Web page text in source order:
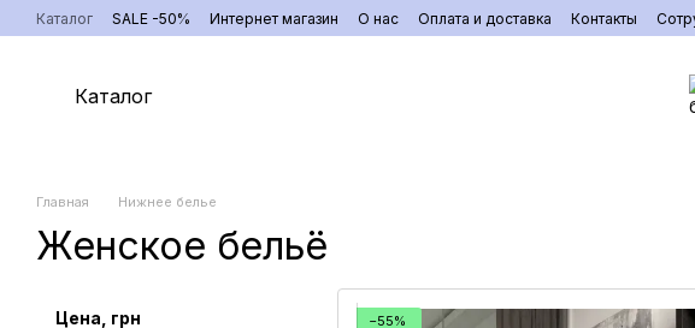
Перейти к основному контенту
Каталог SALE -50% Интернет магазин О нас Оплата и доставка Контакты
Каталог
Главная Нижнее белье
Женское бельё
−55%
Цена, грн